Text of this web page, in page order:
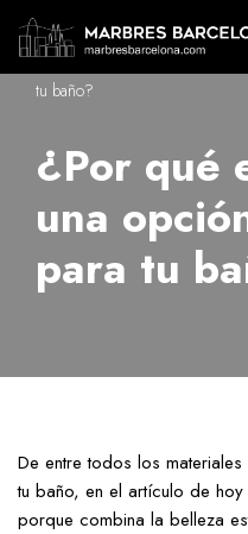
SaltarMarbres Barcelona»¿Por qué
tu baño?
¿Por qué
una
para tu
De entre todos los
tu baño, en el artículo de
porque combina la belleza